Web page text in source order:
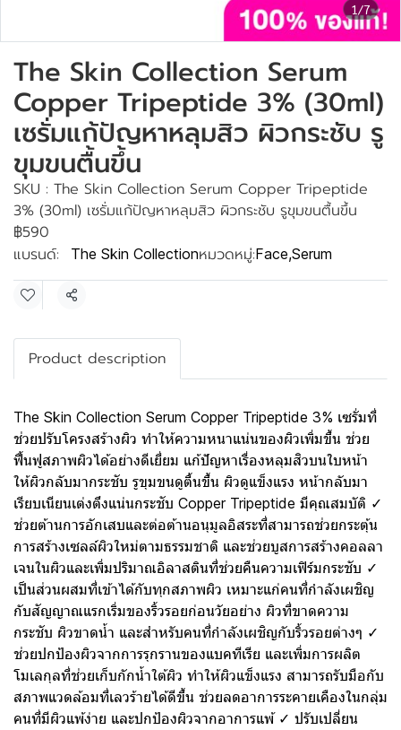
1/7
The Skin Collection Serum
Copper Tripeptide 3% (30ml)
เซรั่มแก้ปัญหาหลุมสิว ผิวกระชับ รู
ขุมขนตื้นขึ้น
SKU : The Skin Collection Serum Copper Tripeptide
3% (30ml) เซรั่มแก้ปัญหาหลุมสิว ผิวกระชับ รูขุมขนตื้นขึ้น
฿590
แบรนด์:
The Skin Collectionหมวดหมู่:Face,Serum
แชร์
Product description
The Skin Collection Serum Copper Tripeptide 3% เซรั่มที่
ช่วยปรับโครงสร้างผิว ทำให้ความหนาแน่นของผิวเพิ่มขึ้น ช่วย
ฟื้นฟูสภาพผิวได้อย่างดีเยี่ยม แก้ปัญหาเรื่องหลุมสิวบนใบหน้า
ให้ผิวกลับมากระชับ รูขุมขนดูตื้นขึ้น ผิวดูแข็งแรง หน้ากลับมา
เรียบเนียนเต่งตึงแน่นกระชับ Copper Tripeptide มีคุณสมบัติ ✓
ช่วยต้านการอักเสบและต่อต้านอนุมูลอิสระที่สามารถช่วยกระตุ้น
การสร้างเซลล์ผิวใหม่ตามธรรมชาติ และช่วยบูสการสร้างคอลลา
เจนในผิวและเพิ่มปริมาณอิลาสตินที่ช่วยคืนความเฟิร์มกระชับ ✓
เป็นส่วนผสมที่เข้าได้กับทุกสภาพผิว เหมาะแก่คนที่กำลังเผชิญ
กับสัญญาณแรกเริ่มของริ้วรอยก่อนวัยอย่าง ผิวที่ขาดความ
กระชับ ผิวขาดน้ำ และสำหรับคนที่กำลังเผชิญกับริ้วรอยต่างๆ ✓
ช่วยปกป้องผิวจากการรุกรานของแบคทีเรีย และเพิ่มการผลิต
โมเลกุลที่ช่วยเก็บกักน้ำใต้ผิว ทำให้ผิวแข็งแรง สามารถรับมือกับ
สภาพแวดล้อมที่เลวร้ายได้ดีขึ้น ช่วยลดอาการระคายเคืองในกลุ่ม
คนที่มีผิวแพ้ง่าย และปกป้องผิวจากอาการแพ้ ✓ ปรับเปลี่ยน